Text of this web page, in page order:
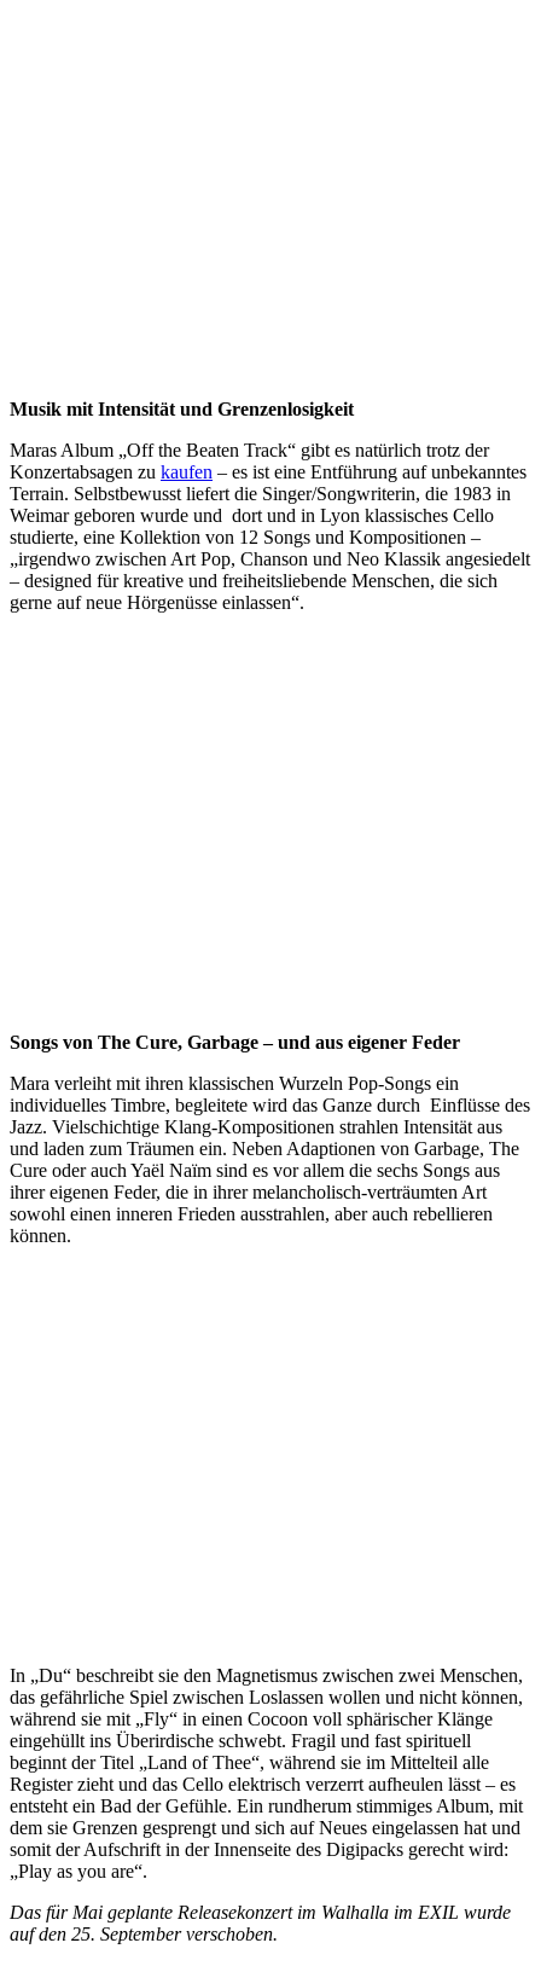
Musik mit Intensität und Grenzenlosigkeit
Maras Album „Off the Beaten Track“ gibt es natürlich trotz der
Konzertabsagen zu kaufen – es ist eine Entführung auf unbekanntes
Terrain. Selbstbewusst liefert die Singer/Songwriterin, die 1983 in
Weimar geboren wurde und dort und in Lyon klassisches Cello
studierte, eine Kollektion von 12 Songs und Kompositionen –
„irgendwo zwischen Art Pop, Chanson und Neo Klassik angesiedelt
– designed für kreative und freiheitsliebende Menschen, die sich
gerne auf neue Hörgenüsse einlassen“.
Songs von The Cure, Garbage – und aus eigener Feder
Mara verleiht mit ihren klassischen Wurzeln Pop-Songs ein
individuelles Timbre, begleitete wird das Ganze durch Einflüsse des
Jazz. Vielschichtige Klang-Kompositionen strahlen Intensität aus
und laden zum Träumen ein. Neben Adaptionen von Garbage, The
Cure oder auch Yaël Naïm sind es vor allem die sechs Songs aus
ihrer eigenen Feder, die in ihrer melancholisch-verträumten Art
sowohl einen inneren Frieden ausstrahlen, aber auch rebellieren
können.
In „Du“ beschreibt sie den Magnetismus zwischen zwei Menschen,
das gefährliche Spiel zwischen Loslassen wollen und nicht können,
während sie mit „Fly“ in einen Cocoon voll sphärischer Klänge
eingehüllt ins Überirdische schwebt. Fragil und fast spirituell
beginnt der Titel „Land of Thee“, während sie im Mittelteil alle
Register zieht und das Cello elektrisch verzerrt aufheulen lässt – es
entsteht ein Bad der Gefühle. Ein rundherum stimmiges Album, mit
dem sie Grenzen gesprengt und sich auf Neues eingelassen hat und
somit der Aufschrift in der Innenseite des Digipacks gerecht wird:
„Play as you are“.
Das für Mai geplante Releasekonzert im Walhalla im EXIL wurde
auf den 25. September verschoben.